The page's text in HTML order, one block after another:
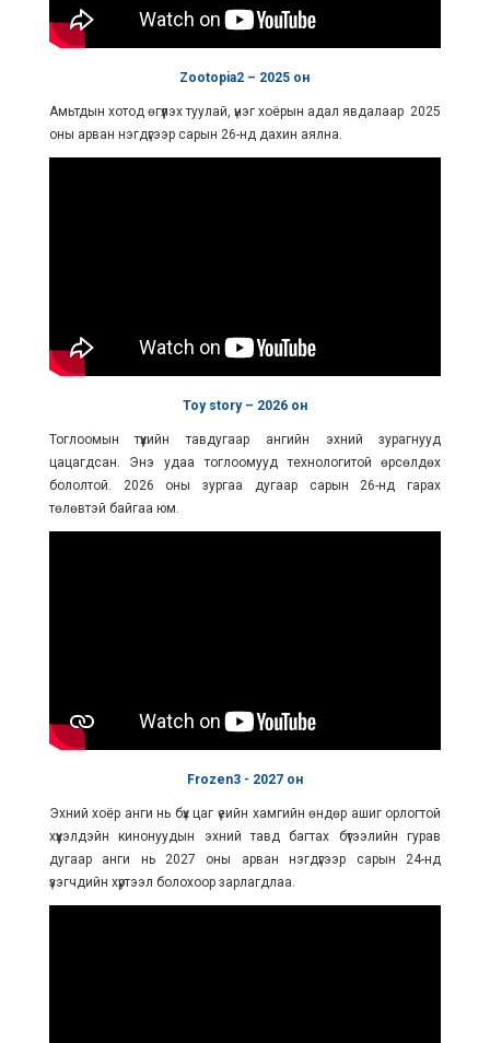
Zootopia2 – 2025 он
Амьтдын хотод өгүүлэх туулай, үнэг хоёрын адал явдалаар 2025
оны арван нэгдүгээр сарын 26-нд дахин аялна.
Toy story – 2026он
Тоглоомын түүхийн тавдугаар ангийн эхний зурагнууд
цацагдсан. Энэ удаа тоглоомууд технологитой өрсөлдөх
бололтой. 2026 оны зургаа дугаар сарын 26-нд гарах
төлөвтэй байгаа юм.
Frozen3 - 2027 он
Эхний хоёр анги нь бүх цаг үеийн хамгийн өндөр ашиг орлогтой
хүүхэлдэйн кинонуудын эхний тавд багтах бүтээлийн гурав
дугаар анги нь 2027 оны арван нэгдүгээр сарын 24-нд
үзэгчдийн хүртээл болохоор зарлагдлаа.